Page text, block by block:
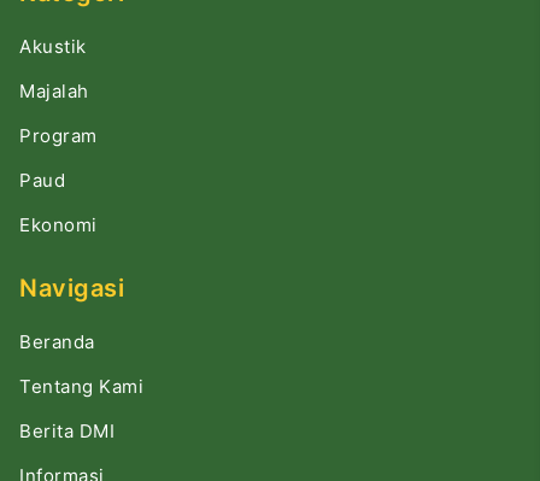
Akustik
Majalah
Program
Paud
Ekonomi
Navigasi
Beranda
Tentang Kami
Berita DMI
Informasi